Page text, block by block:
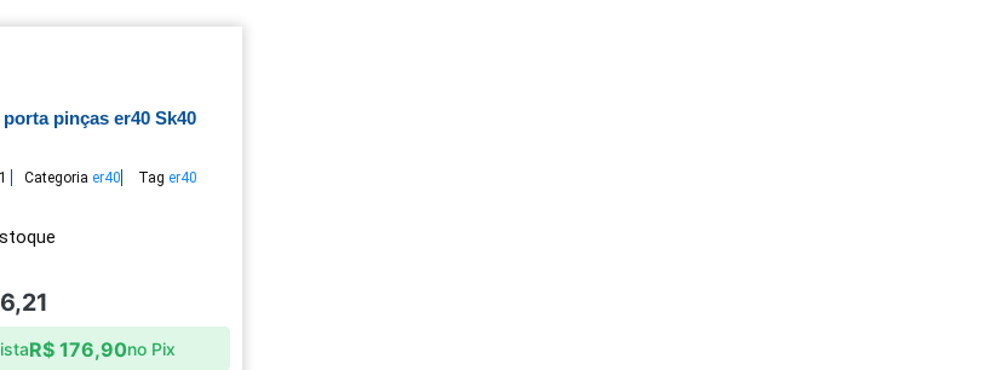
pinças er40 Sk40
Categoria er40 Tag er40
R$176,90no Pix